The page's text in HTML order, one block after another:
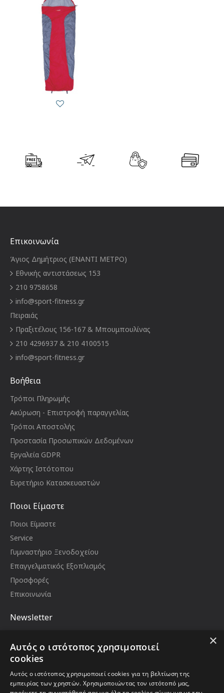
Επικοινωνία
Άγιος Δημήτριος (ΕΝΑΝΤΙ ΜΕΤΡΟ)
Εθνικής αντιστάσεως 153
210 9758658
info@sport-fitness.gr
Πειραιάς
Πραξιτέλους 156-167 & Μπουμπουλίνας
210 4296937 & 210 4100515
info@sport-fitness.gr
Βοήθεια
Τρόποι Πληρωμής
Ακύρωση - Επιστροφή παραγγελίας
Τρόποι Αποστολής
Προστασία Προσωπικών Δεδομένων
Εργαλεία GDPR
Χάρτης Ιστότοπου
Ευρετήριο Κατασκευαστών
Ποιοι Είμαστε
Ποιοι Είμαστε
Service
Γυμναστήριο Ξενοδοχείου
Επαγγελματικός Εξοπλισμός
Προσφορές
Επικοινωνία
Newsletter
εγγραφείτε στο newsletter μας
Email
×
Αυτός ο ιστότοπος χρησιμοποιεί
cookies
Αυτός ο ιστότοπος χρησιμοποιεί cookies για τη βελτίωση της
εμπειρίας των χρηστών. Χρησιμοποιώντας τον ιστότοπό μας,